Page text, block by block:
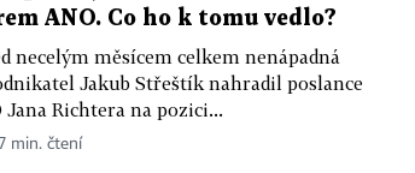
ANO. Co ho k tomu vedlo?
necelým měsícem celkem nenápadná
Jakub Střeštík nahradil poslance
Richtera na pozici...
min. čtení